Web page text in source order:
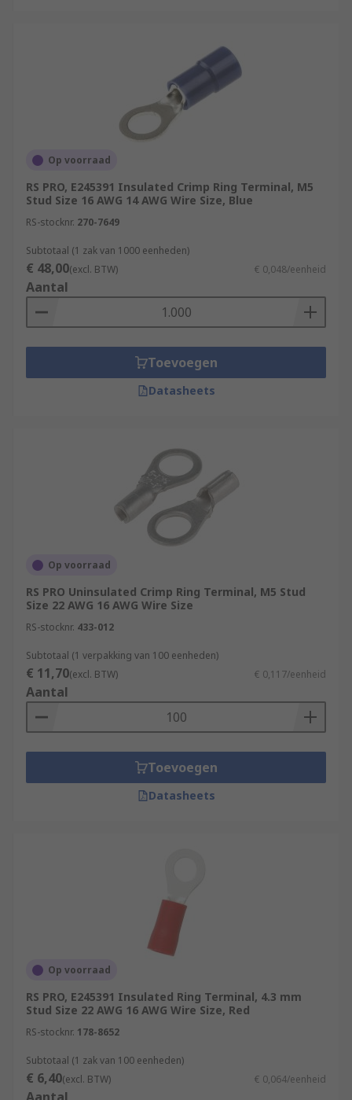
Op voorraad
RS PRO, E245391 Insulated Crimp Ring Terminal, M5
Stud Size 16 AWG 14 AWG Wire Size, Blue
RS-stocknr. 270-7649
Subtotaal (1 zak van 1000 eenheden)
€ 48,00(excl. BTW) € 0,048/eenheid
Aantal
Toevoegen
Datasheets
Op voorraad
RS PRO Uninsulated Crimp Ring Terminal, M5 Stud
Size 22 AWG 16 AWG Wire Size
RS-stocknr. 433-012
Subtotaal (1 verpakking van 100 eenheden)
€ 11,70(excl. BTW) € 0,117/eenheid
Aantal
Toevoegen
Datasheets
Op voorraad
RS PRO, E245391 Insulated Ring Terminal, 4.3 mm
Stud Size 22 AWG 16 AWG Wire Size, Red
RS-stocknr. 178-8652
Subtotaal (1 zak van 100 eenheden)
€ 6,40(excl. BTW) € 0,064/eenheid